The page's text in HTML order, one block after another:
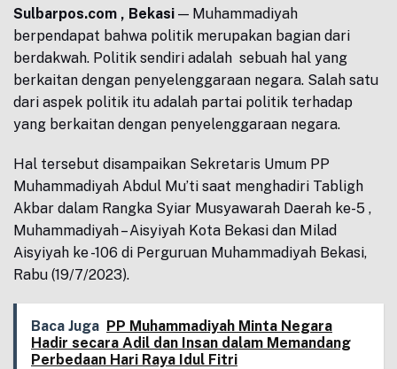
Sulbarpos.com , Bekasi — Muhammadiyah
berpendapat bahwa politik merupakan bagian dari
berdakwah. Politik sendiri adalah sebuah hal yang
berkaitan dengan penyelenggaraan negara. Salah satu
dari aspek politik itu adalah partai politik terhadap
yang berkaitan dengan penyelenggaraan negara.
Hal tersebut disampaikan Sekretaris Umum PP
Muhammadiyah Abdul Mu’ti saat menghadiri Tabligh
Akbar dalam Rangka Syiar Musyawarah Daerah ke-5 ,
Muhammadiyah – Aisyiyah Kota Bekasi dan Milad
Aisyiyah ke -106 di Perguruan Muhammadiyah Bekasi,
Rabu (19/7/2023).
Baca Juga PP Muhammadiyah Minta Negara
Hadir secara Adil dan Insan dalam Memandang
Perbedaan Hari Raya Idul Fitri